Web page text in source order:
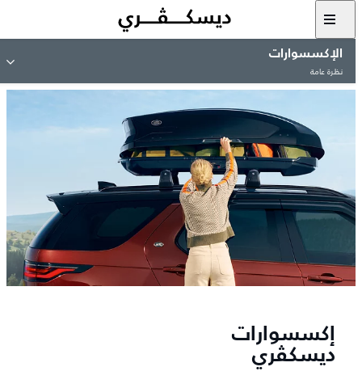
الإكسسوارات
نظرة عامة
إكسسوارات
ديسكڤري